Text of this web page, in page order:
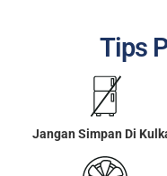
Tips
Jangan Simpan Di